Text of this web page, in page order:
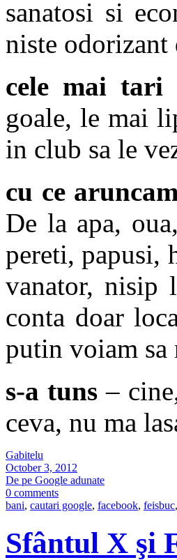
sanatosi si
niste odorizant
cele mai tari
goale, le mai
in club sa le
cu ce
De la apa,
pereti, papusi,
vanator, nisip
conta doar
putin voiam sa
s-a tuns –
ceva, nu ma
Gabitelu
October 3, 2012
De pe Google adunate
0 comments
bani, cautari google, facebook, feisbuc,
Sfântul X şi